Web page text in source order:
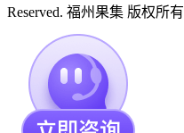
Reserved. 福州果集 版权所有